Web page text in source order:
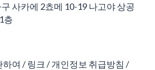
사카에 2쵸메 10-19 나고야 상공
층
하여 링크 개인정보 취급방침